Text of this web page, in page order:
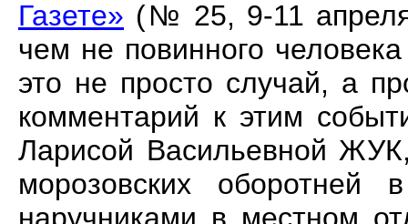
Газете» (№ 25, 9-11
чем не повинного человека
это не просто случай, а
комментарий к этим
Ларисой Васильевной
морозовских